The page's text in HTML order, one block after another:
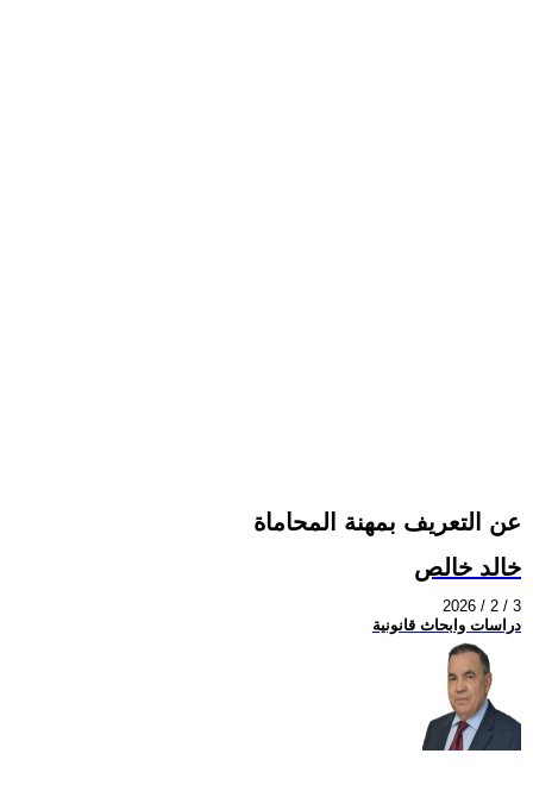
عن التعريف بمهنة المحاماة
خالد خالص
2026 / 2 / 3
دراسات وابحاث قانونية